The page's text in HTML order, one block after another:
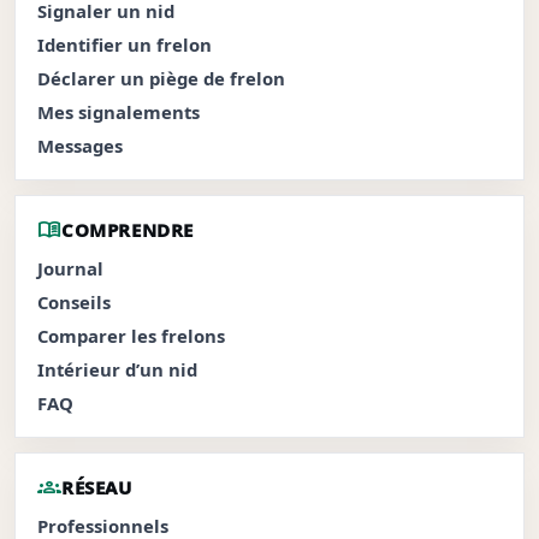
Signaler un nid
Identifier un frelon
Déclarer un piège de frelon
Mes signalements
Messages
menu_bookCOMPRENDRE
Journal
Conseils
Comparer les frelons
Intérieur d’un nid
FAQ
groupsRÉSEAU
Professionnels